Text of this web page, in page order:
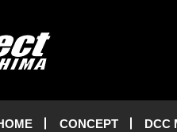
CONCEPT DCC